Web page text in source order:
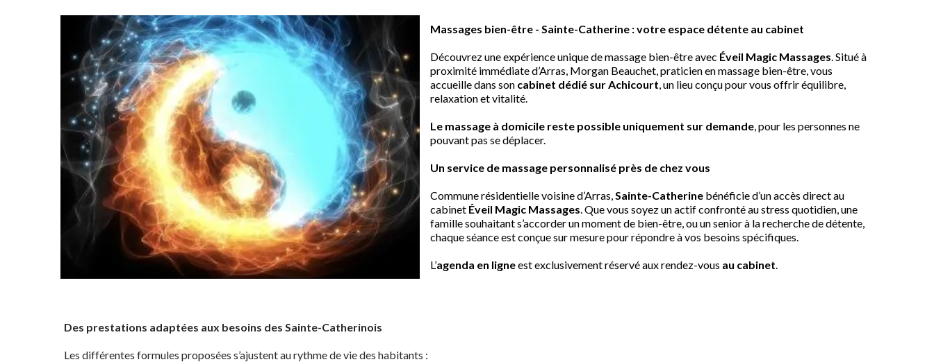
Massages bien-être - Sainte-Catherine : votre espace détente au cabinet
Découvrez une expérience unique de massage bien-être avec Éveil Magic Massages. Situé à
proximité immédiate d’Arras, Morgan Beauchet, praticien en massage bien-être, vous
accueille dans son cabinet dédié sur Achicourt, un lieu conçu pour vous offrir équilibre,
relaxation et vitalité.
Le massage à domicile reste possible uniquement sur demande, pour les personnes ne
pouvant pas se déplacer.
Un service de massage personnalisé près de chez vous
Commune résidentielle voisine d’Arras,Sainte-Catherine bénéficie d’un accès direct au
cabinet Éveil Magic Massages. Que vous soyez un actif confronté au stress quotidien, une
famille souhaitant s’accorder un moment de bien-être, ou un senior à la recherche de détente,
chaque séance est conçue sur mesure pour répondre à vos besoins spécifiques.
L’agenda en ligneest exclusivement réservé aux rendez-vous au cabinet.
Des prestations adaptées aux besoins des Sainte-Catherinois
Les différentes formules proposées s’ajustent au rythme de vie des habitants :